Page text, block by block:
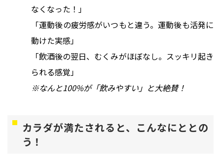
なくなった！」
「運動後の疲労感がいつもと違う。運動後も活発に
動けた実感」
「飲酒後の翌日、むくみがほぼなし。スッキリ起き
られる感覚」
※なんと100%が「飲みやすい」と大絶賛！
カラダが満たされると、こんなにととの
う！